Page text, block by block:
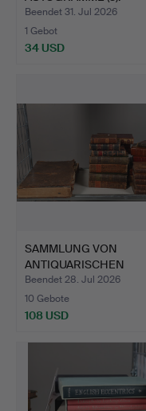
Beendet 31. Jul 2026
1 Gebot
34 USD
SAMMLUNG VON
ANTIQUARISCHEN
BÜCHERN IN LED…
Beendet 28. Jul 2026
10 Gebote
108 USD